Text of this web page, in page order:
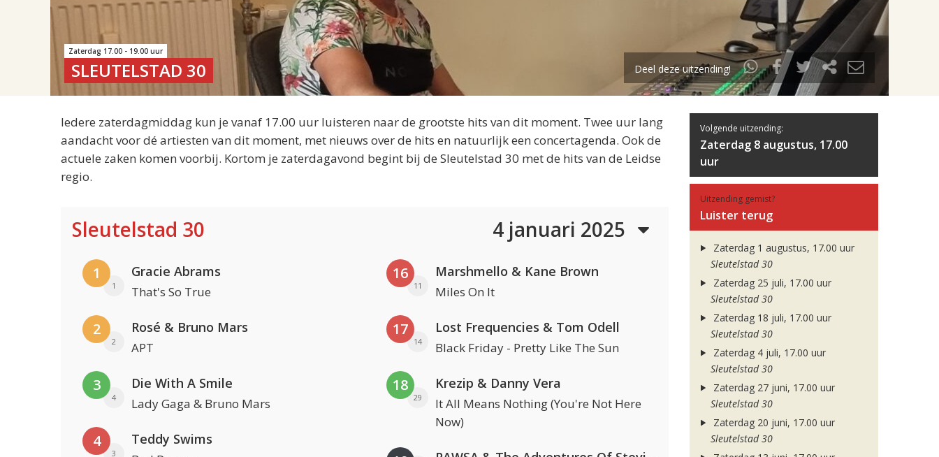
Zaterdag 17.00 - 19.00 uur
SLEUTELSTAD 30 Deel deze uitzending!
Iedere zaterdagmiddag kun je vanaf 17.00 uur luisteren naar de grootste hits van dit moment. Twee uur lang
aandacht voor dé artiesten van dit moment, met nieuws over de hits en natuurlijk een concertagenda. Ook de
actuele zaken komen voorbij. Kortom je zaterdagavond begint bij de Sleutelstad 30 met de hits van de Leidse
regio.
Sleutelstad 30 4 januari 2025
1
1
Gracie Abrams
That's So True
2
2
Rosé & Bruno Mars
APT
3
4
Die With A Smile
Lady Gaga & Bruno Mars
4
3
Teddy Swims
16
11
Marshmello & Kane Brown
Miles On It
17
14
Lost Frequencies & Tom Odell
Black Friday - Pretty Like The Sun
18
29
Krezip & Danny Vera
It All Means Nothing (You're Not Here
Now)
Volgende uitzending:
Zaterdag 8 augustus, 17.00
uur
Uitzending gemist?
Luister terug
Zaterdag 1 augustus, 17.00 uur
Sleutelstad 30
Zaterdag 25 juli, 17.00 uur
Sleutelstad 30
Zaterdag 18 juli, 17.00 uur
Sleutelstad 30
Zaterdag 4 juli, 17.00 uur
Sleutelstad 30
Zaterdag 27 juni, 17.00 uur
Sleutelstad 30
Zaterdag 20 juni, 17.00 uur
Sleutelstad 30